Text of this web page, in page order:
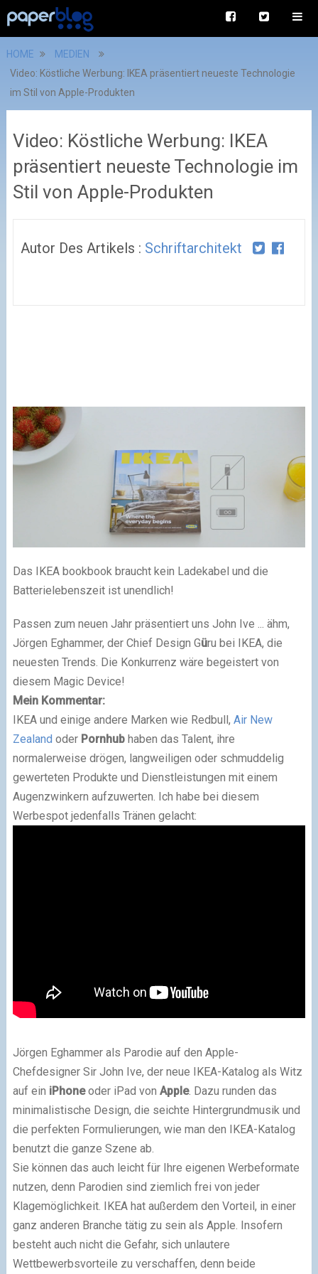
HOME
MEDIEN
Video: Köstliche Werbung: IKEA präsentiert neueste Technologie
im Stil von Apple-Produkten
Video: Köstliche Werbung: IKEA
präsentiert neueste Technologie im
Stil von Apple-Produkten
Autor Des Artikels : Schriftarchitekt
Das IKEA bookbook braucht kein Ladekabel und die
Batterielebenszeit ist unendlich!
Passen zum neuen Jahr präsentiert uns John Ive ... ähm,
Jörgen Eghammer, der Chief Design Güru bei IKEA, die
neuesten Trends. Die Konkurrenz wäre begeistert von
diesem Magic Device!
Mein Kommentar:
IKEA und einige andere Marken wie Redbull, Air New
Zealand oder Pornhubhaben das Talent, ihre
normalerweise drögen, langweiligen oder schmuddelig
gewerteten Produkte und Dienstleistungen mit einem
Augenzwinkern aufzuwerten. Ich habe bei diesem
Werbespot jedenfalls Tränen gelacht:
Jörgen Eghammer als Parodie auf den Apple-
Chefdesigner Sir John Ive, der neue IKEA-Katalog als Witz
auf ein iPhoneoder iPad von Apple. Dazu runden das
minimalistische Design, die seichte Hintergrundmusik und
die perfekten Formulierungen, wie man den IKEA-Katalog
benutzt die ganze Szene ab.
Sie können das auch leicht für Ihre eigenen Werbeformate
nutzen, denn Parodien sind ziemlich frei von jeder
Klagemöglichkeit. IKEA hat außerdem den Vorteil, in einer
ganz anderen Branche tätig zu sein als Apple. Insofern
besteht auch nicht die Gefahr, sich unlautere
Wettbewerbsvorteile zu verschaffen, denn beide